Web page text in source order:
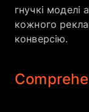
гнучкі моделі
кожного
конверсію.